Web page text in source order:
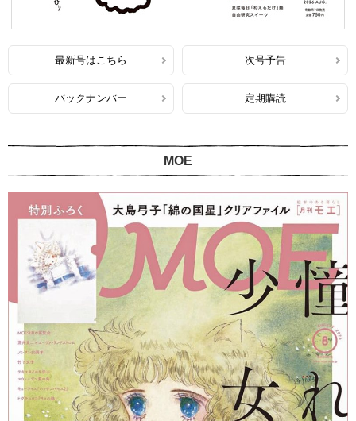
最新号はこちら 次号予告
バックナンバー 定期購読
MOE